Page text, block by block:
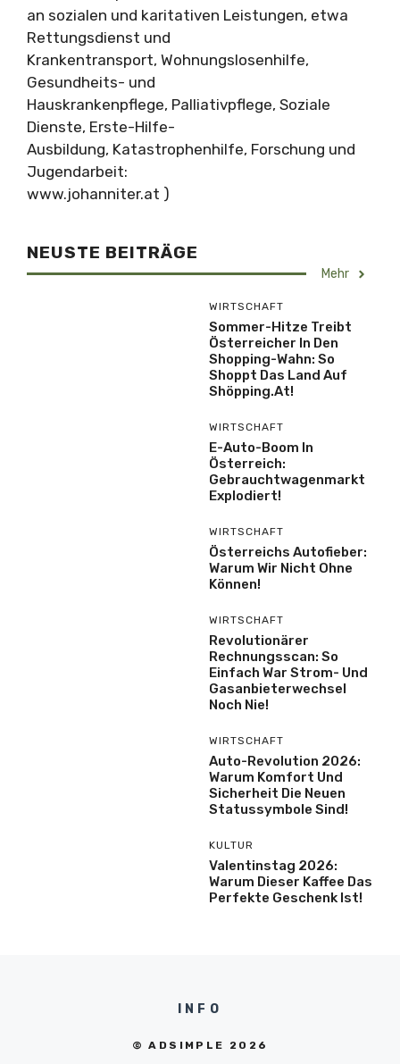
an sozialen und karitativen Leistungen, etwa
Rettungsdienst und
Krankentransport, Wohnungslosenhilfe,
Gesundheits- und
Hauskrankenpflege, Palliativpflege, Soziale
Dienste, Erste-Hilfe-
Ausbildung, Katastrophenhilfe, Forschung und
Jugendarbeit:
www.johanniter.at )
NEUSTE BEITRÄGE
Mehr
WIRTSCHAFT
Sommer-Hitze Treibt
Österreicher In Den
Shopping-Wahn: So
Shoppt Das Land Auf
Shöpping.at!
WIRTSCHAFT
E-Auto-Boom In
Österreich:
Gebrauchtwagenmarkt
Explodiert!
WIRTSCHAFT
Österreichs Autofieber:
Warum Wir Nicht Ohne
Können!
WIRTSCHAFT
Revolutionärer
Rechnungsscan: So
Einfach War Strom- Und
Gasanbieterwechsel
Noch Nie!
WIRTSCHAFT
Auto-Revolution 2026:
Warum Komfort Und
Sicherheit Die Neuen
Statussymbole Sind!
KULTUR
Valentinstag 2026:
Warum Dieser Kaffee Das
Perfekte Geschenk Ist!
INFO
© ADSIMPLE 2026